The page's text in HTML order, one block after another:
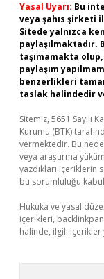
Yasal Uyarı: Bu
veya şahıs şirketi
Sitede yalnızca
taşımamakta
paylaşım
benzerlikleri
taslak halindedir
Sitemiz, 5651 Sayılı
Kurumu (BTK)
vermektedir. Bu
veya araştırma
yazdıkları içeriklerin
bu sorumluluğu
Hukuka ve yasal
içerikleri,
halinde, ilgili içerikler